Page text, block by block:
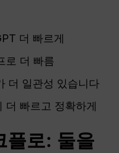
더 빠르게
로 더 빠름
더 일관성 있습니다
더 빠르고 정확하게
플로: 둘을